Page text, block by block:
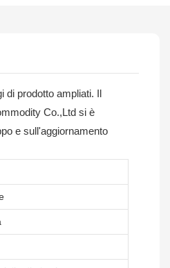
di prodotto ampliati. Il
Co.,Ltd si è
e sull'aggiornamento